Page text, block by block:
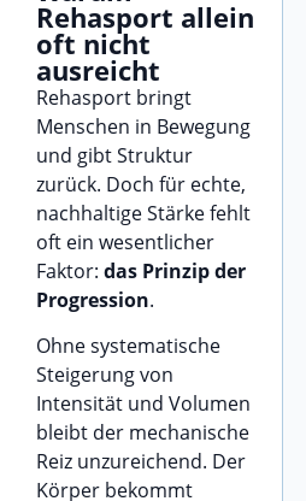
Rehasport allein
oft nicht
ausreicht
Rehasport bringt
Menschen in Bewegung
und gibt Struktur
zurück. Doch für echte,
nachhaltige Stärke fehlt
oft ein wesentlicher
Faktor: das Prinzip der
Progression.
Ohne systematische
Steigerung von
Intensität und Volumen
bleibt der mechanische
Reiz unzureichend. Der
Körper bekommt